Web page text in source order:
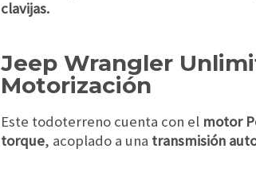
clavijas.
Jeep Wrangler
Motorización
Este todoterreno cuenta con el motor
torque, acoplado a una transmisión